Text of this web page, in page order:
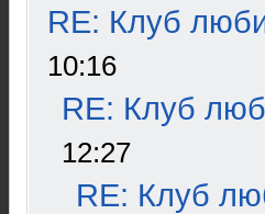
RE: Клуб
10:16
RE: Клуб
12:27
RE: Клуб